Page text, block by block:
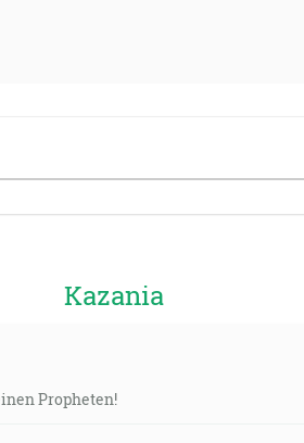
Kazania
Propheten!